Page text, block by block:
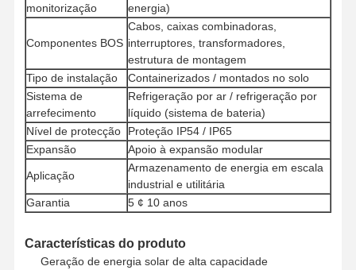
Qualidade
Fale
Conosco
Converse
Agora
Sistema das energias solares do picovolt
Gerador solar portátil
Sistema de armazenamento de energia
Bomba de Calor PVT
Oferta quente
Eletrodomésticos
monitorização
energia)
Componentes BOS
Cabos, caixas combinadoras,
interruptores, transformadores,
estrutura de montagem
Tipo de instalação
Containerizados / montados no solo
Sistema de
arrefecimento
Refrigeração por ar / refrigeração por
líquido (sistema de bateria)
Nível de protecção
Proteção IP54 / IP65
Expansão
Apoio à expansão modular
Aplicação
Armazenamento de energia em escala
industrial e utilitária
Garantia
5 ¢ 10 anos
Características do produto
Geração de energia solar de alta capacidade